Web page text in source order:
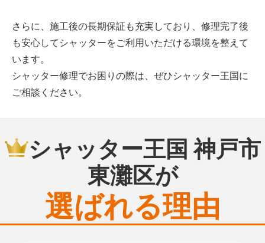
さらに、施工後の長期保証も充実しており、修理完了後
も安心してシャッターをご利用いただける環境を整えて
います。
シャッター修理でお困りの際は、ぜひシャッター王国に
ご相談ください。
シャッター王国 神戸市
東灘区が
選ばれる理由